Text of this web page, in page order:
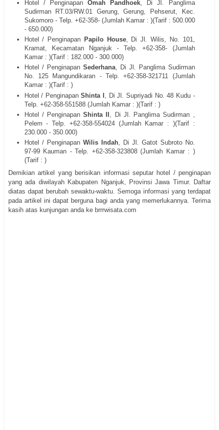
Hotel / PenginapanOmah Pandhoek , DiJl.
Panglima
Sudirman RT.03/RW.01 Gerung, Gerung, Pehserut, Kec.
Sukomoro - Telp. +62-358- (Jumlah Kamar : )(Tarif : 500.000
- 650.000)
Hotel / Penginapan Papilo House, DiJl. Wilis, No. 101,
Kramat, Kecamatan Nganjuk - Telp. +62-358- (Jumlah
Kamar : )(Tarif : 182.000 - 300.000)
Hotel / PenginapanSederhana, Di Jl. Panglima Sudirman
No. 125 Mangundikaran - Telp. +62-358-321711 (Jumlah
Kamar : )(Tarif : )
Hotel / PenginapanShinta I , DiJl. Supriyadi No. 48 Kudu-
Telp. +62-358-551588(Jumlah Kamar : )(Tarif : )
Hotel / PenginapanShinta II , Di Jl. Panglima Sudirman ,
Pelem - Telp. +62-358-554024(Jumlah Kamar : )(Tarif :
230.000 - 350.000)
Hotel / PenginapanWilis Indah, Di Jl. Gatot Subroto No.
97-99 Kauman - Telp. +62-358-323808(Jumlah Kamar : )
(Tarif : )
Demikian artikel yang berisikan informasi seputar hotel / penginapan
yang ada diwilayah Kabupaten Nganjuk, Provinsi Jawa Timur. Daftar
diatas dapat berubah sewaktu-waktu. Semoga informasi yang terdapat
pada artikel ini dapat berguna bagi anda yang memerlukannya. Terima
kasih atas kunjungan anda ke brrrwisata.com